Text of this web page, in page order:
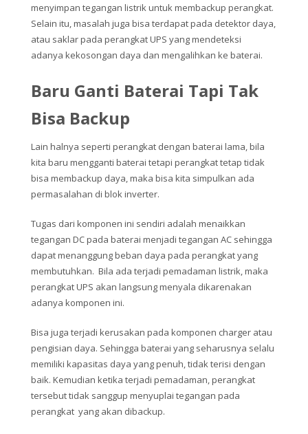
menyimpan tegangan listrik untuk membackup perangkat.
Selain itu, masalah juga bisa terdapat pada detektor daya,
atau saklar pada perangkat UPS yang mendeteksi
adanya kekosongan daya dan mengalihkan ke baterai.
Baru Ganti Baterai Tapi Tak
Bisa Backup
Lain halnya seperti perangkat dengan baterai lama, bila
kita baru mengganti baterai tetapi perangkat tetap tidak
bisa membackup daya, maka bisa kita simpulkan ada
permasalahan di blok inverter.
Tugas dari komponen ini sendiri adalah menaikkan
tegangan DC pada baterai menjadi tegangan AC sehingga
dapat menanggung beban daya pada perangkat yang
membutuhkan. Bila ada terjadi pemadaman listrik, maka
perangkat UPS akan langsung menyala dikarenakan
adanya komponen ini.
Bisa juga terjadi kerusakan pada komponen charger atau
pengisian daya. Sehingga baterai yang seharusnya selalu
memiliki kapasitas daya yang penuh, tidak terisi dengan
baik. Kemudian ketika terjadi pemadaman, perangkat
tersebut tidak sanggup menyuplai tegangan pada
perangkat yang akan dibackup.